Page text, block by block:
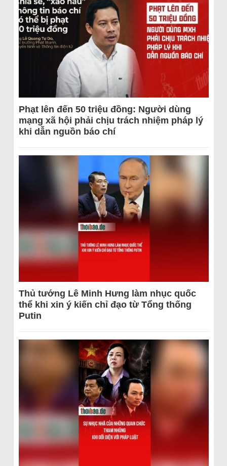
Phạt lên đến 50 triệu đồng: Người dùng
mạng xã hội phải chịu trách nhiệm pháp lý
khi dẫn nguồn báo chí
Thủ tướng Lê Minh Hưng làm nhục quốc
thể khi xin ý kiến chỉ đạo từ Tổng thống
Putin